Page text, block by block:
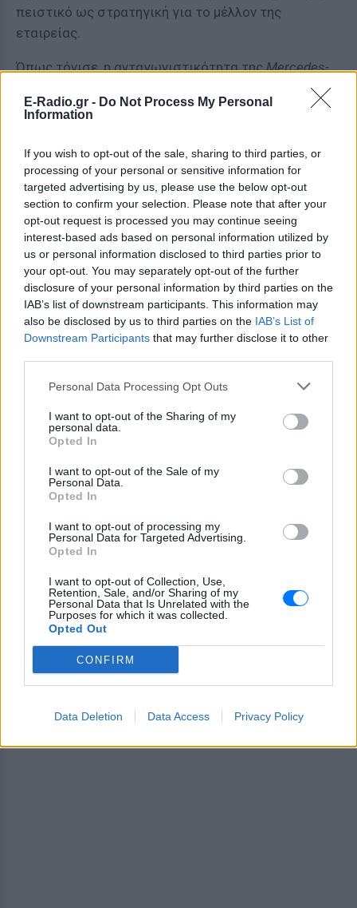
E-Radio.gr - Do Not Process My Personal
Information
If you wish to opt-out of the sale, sharing to third parties, or
processing of your personal or sensitive information for
targeted advertising by us, please use the below opt-out
section to confirm your selection. Please note that after your
opt-out request is processed you may continue seeing
interest-based ads based on personal information utilized by
us or personal information disclosed to third parties prior to
your opt-out. You may separately opt-out of the further
disclosure of your personal information by third parties on the
IAB’s list of downstream participants. This information may
also be disclosed by us to third parties on the IAB’s List of
Downstream Participants that may further disclose it to other
Personal Data Processing Opt Outs
I want to opt-out of the Sharing of my
personal data.
Opted In
I want to opt-out of the Sale of my
Personal Data.
Opted In
I want to opt-out of processing my
Personal Data for Targeted Advertising.
Opted In
I want to opt-out of Collection, Use,
Retention, Sale, and/or Sharing of my
Personal Data that Is Unrelated with the
Purposes for which it was collected.
Opted Out
CONFIRM
Data Deletion Data Access Privacy Policy
πειστικό ως στρατηγική για το μέλλον της
εταιρείας.
Όπως τόνισε, η ανταγωνιστικότητα τηςMercedes-
δεν μπορεί να επιτευχθεί μέσω της αύξησης
του χρόνου εργασίας χωρίς αμοιβή. Υποστήριξε ότι
εξαρτηθεί από την καινοτομία, την ανάπτυξη
ελκυστικών νέων μοντέλων και τη διατήρηση ενός
υψηλά καταρτισμένου ανθρώπινου δυναμικού.
ΔΙΑΦΗΜΙΣΗ
Ακολουθήστε το E-Radio.gr στο
Google News
και μάθετε πρώτοι τα πιο hot νέα.
Για ακόμη περισσότερανέα, μπείτε στηνροή
ειδήσεωντου E-Daily.gr